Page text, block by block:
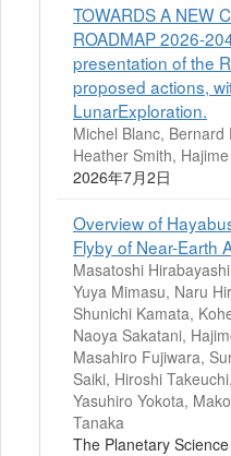
TOWARDS A NEW
ROADMAP 2026-
presentation of the
proposed actions,
LunarExploration.
Michel Blanc,
Heather Smith,
2026年7月2日
Overview of
Flyby of Near-Earth
Masatoshi
Yuya Mimasu, Naru
Shunichi Kamata,
Naoya Sakatani,
Masahiro Fujiwara,
Saiki, Hiroshi
Yasuhiro Yokota,
Tanaka
The Planetary